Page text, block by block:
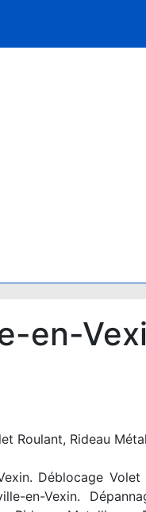
en-
Roulant, Rideau
Déblocage
en-Vexin.